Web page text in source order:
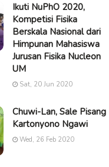
Ikuti NuPhO 2020,
Kompetisi Fisika
Berskala Nasional dari
Himpunan Mahasiswa
Jurusan Fisika Nucleon
UM
Sat, 20 Jun 2020
Chuwi-Lan, Sale Pisang
Kartonyono Ngawi
Wed, 26 Feb 2020